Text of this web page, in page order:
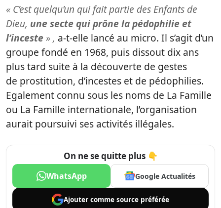
« C’est quelqu’un qui fait partie des Enfants de
Dieu, une secte qui prône la pédophilie et
l’inceste» , a-t-elle lancé au micro. Il s’agit d’un
groupe fondé en 1968, puis dissout dix ans
plus tard suite à la découverte de gestes
de prostitution, d’incestes et de pédophilies.
Egalement connu sous les noms de La Famille
ou La Famille internationale, l’organisation
aurait poursuivi ses activités illégales.
On ne se quitte plus 👇
WhatsApp Google Actualités
Ajouter comme source préférée